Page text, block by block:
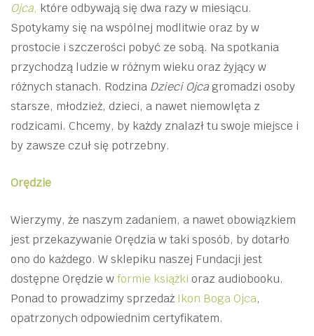
Ojca, które odbywają się dwa razy w miesiącu.
Spotykamy się na wspólnej modlitwie oraz by w
prostocie i szczerości pobyć ze sobą. Na spotkania
przychodzą ludzie w różnym wieku oraz żyjący w
różnych stanach. Rodzina Dzieci Ojcagromadzi osoby
starsze, młodzież, dzieci, a nawet niemowlęta z
rodzicami. Chcemy, by każdy znalazł tu swoje miejsce i
by zawsze czuł się potrzebny.
Orędzie
Wierzymy, że naszym zadaniem, a nawet obowiązkiem
jest przekazywanie Orędzia w taki sposób, by dotarło
ono do każdego. W sklepiku naszej Fundacji jest
dostępne Orędzie wformie książki oraz audiobooku.
Ponad to prowadzimy sprzedaż Ikon Boga Ojca,
opatrzonych odpowiednim certyfikatem.